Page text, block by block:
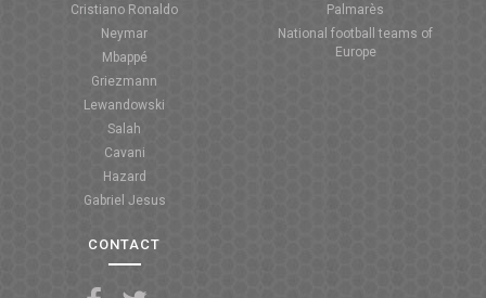
Cristiano Ronaldo
Neymar
Mbappé
Griezmann
Lewandowski
Salah
Cavani
Hazard
Gabriel Jesus
Palmarès
National football teams of
Europe
CONTACT